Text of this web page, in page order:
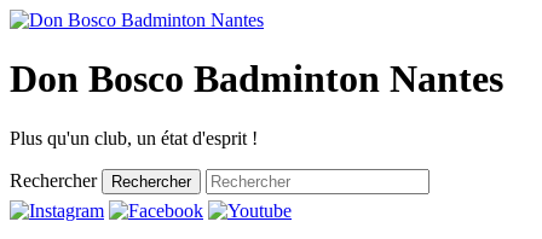
Don Bosco Badminton Nantes
Plus qu'un club, un état d'esprit !
Rechercher Rechercher